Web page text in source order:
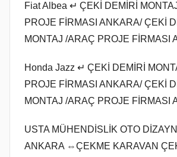
Fiat Albea ↵ ÇEKİ DEMİRİ
PROJE FİRMASI ANKARA/ ÇEKİ
MONTAJ /ARAÇ PROJE FİRMASI
Honda Jazz ↵ ÇEKİ DEMİRİ
PROJE FİRMASI ANKARA/ ÇEKİ
MONTAJ /ARAÇ PROJE FİRMASI
USTA MÜHENDİSLİK OTO
ANKARA ⇔ÇEKME KARAVAN